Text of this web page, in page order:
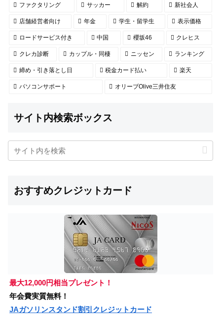
ファクタリング サッカー 解約 新社会人
店舗経営者向け 年金 学生・留学生 表示価格
ロードサービス付き 中国 櫻坂46 クレヒス
クレカ診断 カップル・同棲 ニッセン ランキング
締め・引き落とし日 税金カード払い 楽天
パソコンサポート オリーブOlive三井住友
サイト内検索ボックス
おすすめクレジットカード
最大12,000円相当プレゼント！
年会費実質無料！
JAガソリンスタンド割引クレジットカード